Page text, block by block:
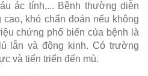
ác tính,... Bệnh thường diễn
khó chẩn đoán nếu không
chứng phổ biến của bệnh là
lẫn và động kinh. Có trường
và tiến triển đến mù.